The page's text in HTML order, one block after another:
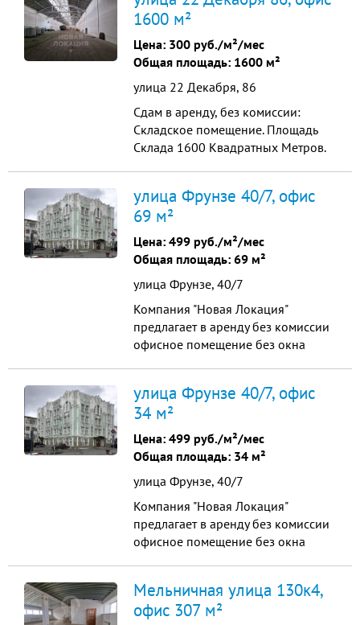
магистрали). Автомобильный
трафик 3.300 машин / час.,
пешеходный 340 чел. / час. Кроме
этого 2500 + постоянных офисных
1600 м²
Цена: 300 руб./м²/мес
Общая площадь: 1600 м²
улица 22 Декабря, 86
Сдам в аренду, без комиссии:
Складское помещение. Площадь
Склада 1600 Квадратных Метров.
(1-Квадратный метр 300₽ Круглый
год, Отопление включено в
стоимость) Большая прилегающая
территория. Есть возможность
здания...
улица Фрунзе 40/7, офис
69 м²
Цена: 499 руб./м²/мес
Общая площадь: 69 м²
улица Фрунзе, 40/7
Компания "Новая Локация"
предлагает в аренду без комиссии
офисное помещение без окна
Помещение расположено на 1-ом
этаже бизнес-центра "Aристoкpaт".
Основные характеристики и
преимущества помещения: - 2 этаж;
доступ; ...
улица Фрунзе 40/7, офис
34 м²
Цена: 499 руб./м²/мес
Общая площадь: 34 м²
улица Фрунзе, 40/7
Компания "Новая Локация"
предлагает в аренду без комиссии
офисное помещение без окна
Помещение расположено на 2-ом
этаже бизнес-центра "Aристoкpaт".
Мельничная улица 130к4,
офис 307 м²